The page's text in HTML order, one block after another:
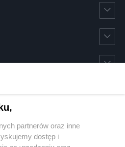
partnerów oraz inne
dostęp i